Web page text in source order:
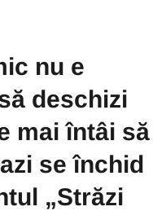
nu e
deschizi
mai întâi să
se închid
„Străzi